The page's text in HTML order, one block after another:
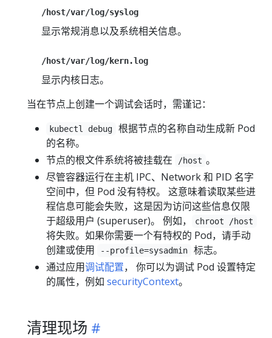
/host/var/log/syslog
显示常规消息以及系统相关信息。
/host/var/log/kern.log
显示内核日志。
当在节点上创建一个调试会话时，需谨记：
kubectl debug
根据节点的名称自动生成新 Pod
的名称。
节点的根文件系统将被挂载在
/host 。
尽管容器运行在主机 IPC、Network 和 PID 名字
空间中，但 Pod 没有特权。 这意味着读取某些进
程信息可能会失败，这是因为访问这些信息仅限
于超级用户 (superuser)。 例如，
chroot /host
将失败。如果你需要一个有特权的 Pod，请手动
创建或使用
--profile=sysadmin
标志。
通过应用调试配置， 你可以为调试 Pod 设置特定
的属性，例如 securityContext。
清理现场